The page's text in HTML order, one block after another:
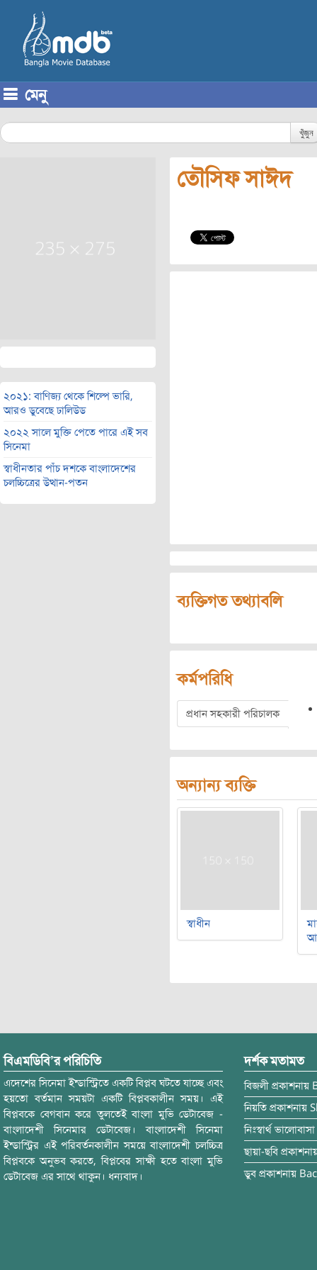
মেনু
খুঁজুন
২০২১: বাণিজ্য থেকে শিল্পে ভারি,
আরও ডুবেছে ঢালিউড
২০২২ সালে মুক্তি পেতে পারে এই সব
সিনেমা
স্বাধীনতার পাঁচ দশকে বাংলাদেশের
চলচ্চিত্রের উত্থান-পতন
তৌসিফ সাঈদ
ব্যক্তিগত তথ্যাবলি
কর্মপরিধি
প্রধান সহকারী পরিচালক
অন্যান্য ব্যক্তি
স্বাধীন
বিএমডিবি’র পরিচিতি
এদেশের সিনেমা ইন্ডাস্ট্রিতে একটি বিপ্লব ঘটতে যাচ্ছে এবং
হয়তো বর্তমান সময়টা একটি বিপ্লবকালীন সময়। এই
বিপ্লবকে বেগবান করে তুলতেই বাংলা মুভি ডেটাবেজ -
বাংলাদেশী সিনেমার ডেটাবেজ। বাংলাদেশী সিনেমা
ইন্ডাস্ট্রির এই পরিবর্তনকালীন সময়ে বাংলাদেশী চলচ্চিত্র
বিপ্লবকে অনুভব করতে, বিপ্লবের সাক্ষী হতে বাংলা মুভি
ডেটাবেজ এর সাথে থাকুন। ধন্যবাদ।
দর্শক মতামত
বিজলী প্রকাশনায়
নিয়তি প্রকাশনায়
নিঃস্বার্থ ভালোবাসা
ছায়া-ছবি
ডুব প্রকাশনায়